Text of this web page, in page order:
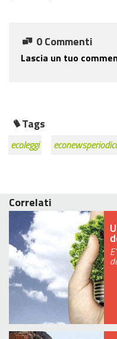
0 Commenti
Lascia un tuo
Tags
ecoleggi
Correlati